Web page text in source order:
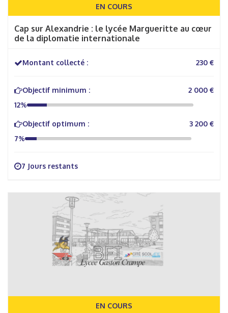
EN COURS
Cap sur Alexandrie : le lycée Margueritte au cœur
de la diplomatie internationale
Montant collecté : 230 €
Objectif minimum :
2 000 €
12%
Objectif optimum :
3 200 €
7%
7 Jours restants
EN COURS